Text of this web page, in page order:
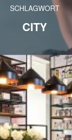
SCHLAGWORT
CITY